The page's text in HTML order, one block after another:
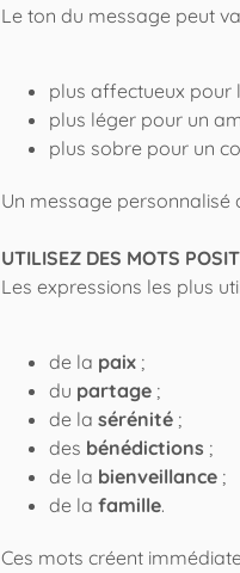
Le ton du message peut
plus affectueux pour
plus léger pour un
plus sobre pour un
Un message personnalisé
UTILISEZ DES MOTS
Les expressions les plus
de la paix ;
du partage ;
de la sérénité ;
des bénédictions ;
de la bienveillance ;
de la famille.
Ces mots créent